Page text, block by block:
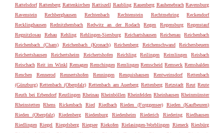
Rattelsdorf Rattenberg Rattenkirchen Rattiszell Raubling Rauenberg Rauhenebrach Ravensburg
Ravenstein
Rechberghausen Rechtenbach Rechtenstein Rechtmehring
Reckendorf
Recklinghausen
Rednitzhembach Redwitz an der Rodach Regen Regensburg
Regenstauf
Regnitzlosau
Rehau Rehling Rehlingen-Siersburg Reichartshausen Reichenau
Reichenbach
Reichenbach (Cham)
Reichenbach (Kronach) Reichenberg Reichenschwand
Reichersbeuern
Reichertshausen
Reichertsheim Reichertshofen Reichling Reilingen Reimlingen
Reisbach
Reischach Reit im Winkl Remagen Remchingen Remlingen Remscheid Remseck Remshalden
Renchen
Rennerod Rennertshofen Renningen Renquishausen Rentweinsdorf
Rettenbach
(Günzburg) Rettenbach (Oberpfalz) Rettenbach am Auerberg Rettenberg Retzstadt Reut Reute
Reuth bei Erbendorf Reutlingen Rheinau Rheinböllen Rheinfelden Rheinhausen Rheinmünster
Rheinstetten
Rhens Rickenbach Ried Riedbach Rieden (Forggensee)
Rieden (Kaufbeuren)
Rieden (Oberpfalz)
Riedenberg Riedenburg Riedenheim Riederich Riedering
Riedhausen
Riedlingen Riegel Riegelsberg Riegsee Riekofen Rielasingen-Worblingen Rieneck Riesbürg